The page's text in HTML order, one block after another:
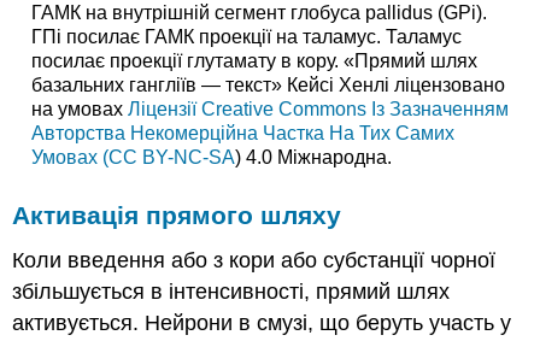
ГАМК на внутрішній сегмент глобуса pallidus (GPi).
ГПі посилає ГАМК проекції на таламус. Таламус
посилає проекції глутамату в кору. «Прямий шлях
базальних гангліїв — текст» Кейсі Хенлі ліцензовано
на умовах Ліцензії Creative Commons Із Зазначенням
Авторства Некомерційна Частка На Тих Самих
Умовах (CC BY-NC-SA) 4.0 Міжнародна.
Активація прямого шляху
Коли введення або з кори або субстанції чорної
збільшується в інтенсивності, прямий шлях
активується. Нейрони в смузі, що беруть участь у